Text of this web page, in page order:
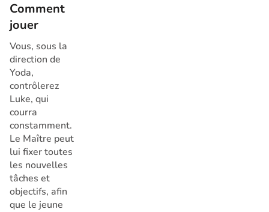
Comment
jouer
Vous, sous la
direction de
Yoda,
contrôlerez
Luke, qui
courra
constamment.
Le Maître peut
lui fixer toutes
les nouvelles
tâches et
objectifs, afin
que le jeune